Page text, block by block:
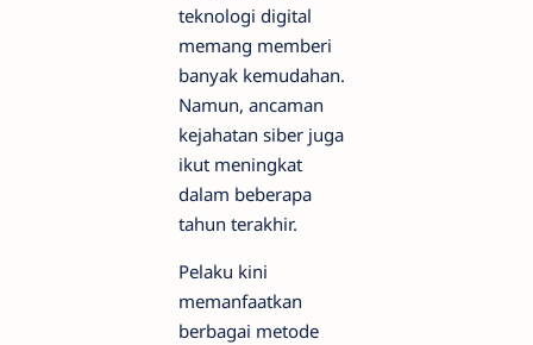
teknologi digital
memang memberi
banyak kemudahan.
Namun, ancaman
kejahatan siber juga
ikut meningkat
dalam beberapa
tahun terakhir.
Pelaku kini
memanfaatkan
berbagai metode